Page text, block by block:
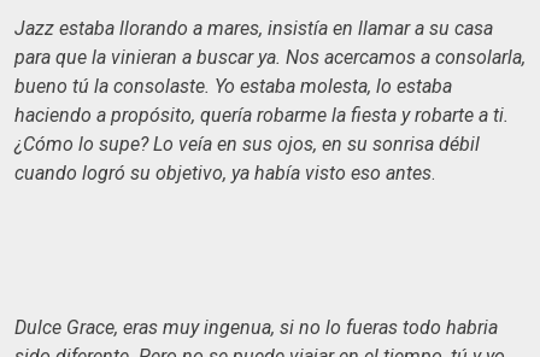
Jazz estaba llorando a mares, insistía en llamar a su casa
para que la vinieran a buscar ya. Nos acercamos a consolarla,
bueno tú la consolaste. Yo estaba molesta, lo estaba
haciendo a propósito, quería robarme la fiesta y robarte a ti.
¿Cómo lo supe? Lo veía en sus ojos, en su sonrisa débil
cuando logró su objetivo, ya había visto eso antes.
Dulce Grace, eras muy ingenua, si no lo fueras todo habria